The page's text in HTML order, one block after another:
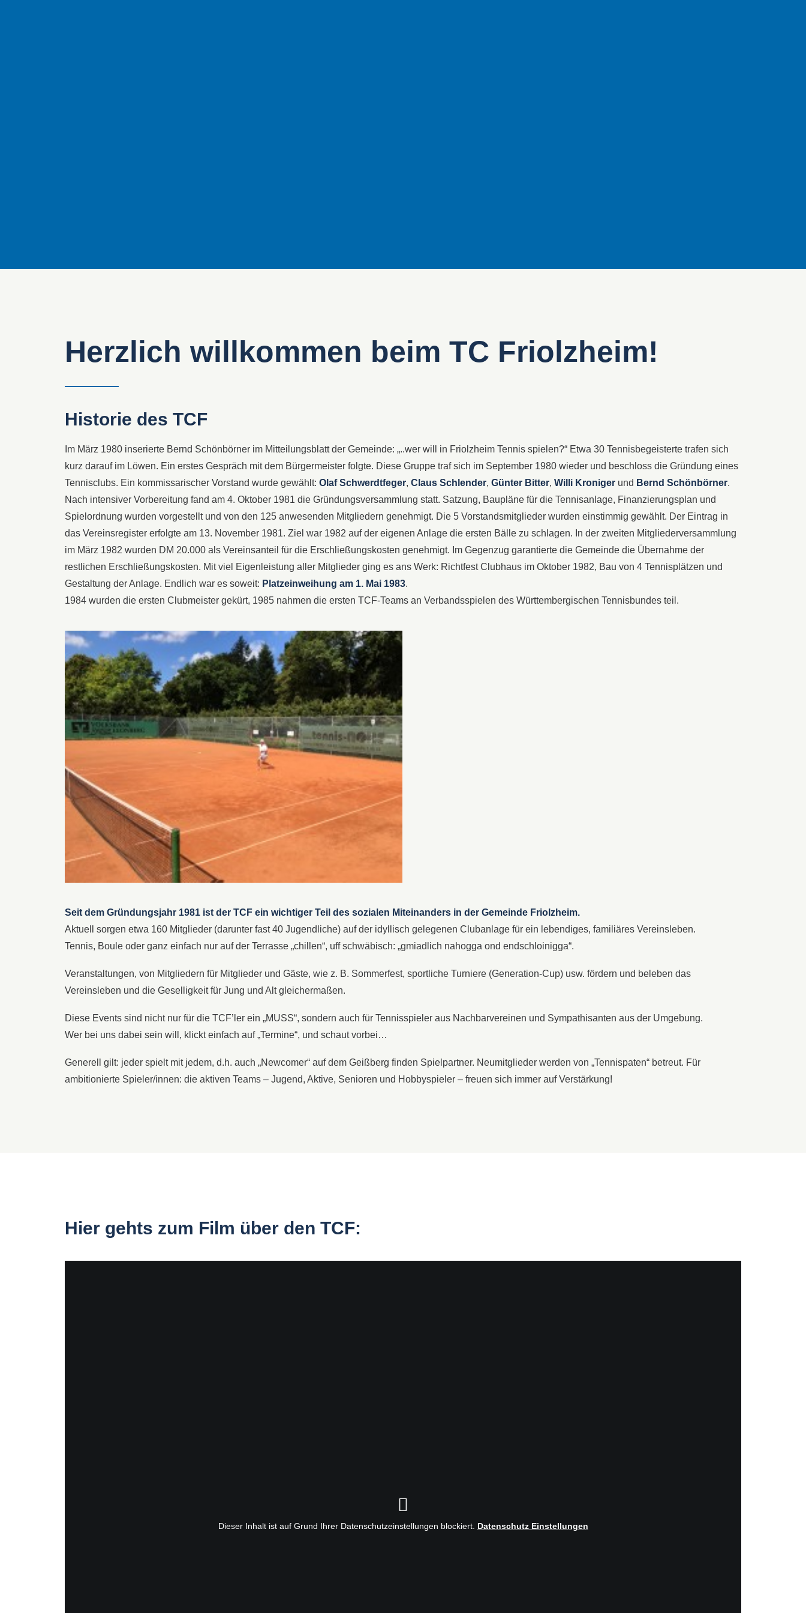
Herzlich willkommen beim TC Friolzheim!
Historie des TCF
Im März 1980 inserierte Bernd Schönbörner im Mitteilungsblatt der Gemeinde: „..wer will in Friolzheim Tennis spielen?“ Etwa 30 Tennisbegeisterte trafen sich
kurz darauf im Löwen. Ein erstes Gespräch mit dem Bürgermeister folgte. Diese Gruppe traf sich im September 1980 wieder und beschloss die Gründung eines
Tennisclubs. Ein kommissarischer Vorstand wurde gewählt: Olaf Schwerdtfeger, Claus Schlender, Günter Bitter, Willi Kroniger und Bernd Schönbörner.
Nach intensiver Vorbereitung fand am 4. Oktober 1981 die Gründungsversammlung statt. Satzung, Baupläne für die Tennisanlage, Finanzierungsplan und
Spielordnung wurden vorgestellt und von den 125 anwesenden Mitgliedern genehmigt. Die 5 Vorstandsmitglieder wurden einstimmig gewählt. Der Eintrag in
das Vereinsregister erfolgte am 13. November 1981. Ziel war 1982 auf der eigenen Anlage die ersten Bälle zu schlagen. In der zweiten Mitgliederversammlung
im März 1982 wurden DM 20.000 als Vereinsanteil für die Erschließungskosten genehmigt. Im Gegenzug garantierte die Gemeinde die Übernahme der
restlichen Erschließungskosten. Mit viel Eigenleistung aller Mitglieder ging es ans Werk: Richtfest Clubhaus im Oktober 1982, Bau von 4 Tennisplätzen und
Gestaltung der Anlage. Endlich war es soweit: Platzeinweihung am 1. Mai 1983.
1984 wurden die ersten Clubmeister gekürt, 1985 nahmen die ersten TCF-Teams an Verbandsspielen des Württembergischen Tennisbundes teil.
Seit dem Gründungsjahr 1981 ist der TCF ein wichtiger Teil des sozialen Miteinanders in der Gemeinde Friolzheim.
Aktuell sorgen etwa 160 Mitglieder (darunter fast 40 Jugendliche) auf der idyllisch gelegenen Clubanlage für ein lebendiges, familiäres Vereinsleben.
Tennis, Boule oder ganz einfach nur auf der Terrasse „chillen“, uff schwäbisch: „gmiadlich nahogga ond endschloinigga“.
Veranstaltungen, von Mitgliedern für Mitglieder und Gäste, wie z. B. Sommerfest, sportliche Turniere (Generation-Cup) usw. fördern und beleben das
Vereinsleben und die Geselligkeit für Jung und Alt gleichermaßen.
Diese Events sind nicht nur für die TCF’ler ein „MUSS“, sondern auch für Tennisspieler aus Nachbarvereinen und Sympathisanten aus der Umgebung.
Wer bei uns dabei sein will, klickt einfach auf „Termine“, und schaut vorbei…
Generell gilt: jeder spielt mit jedem, d.h. auch „Newcomer“ auf dem Geißberg finden Spielpartner. Neumitglieder werden von „Tennispaten“ betreut. Für
ambitionierte Spieler/innen: die aktiven Teams – Jugend, Aktive, Senioren und Hobbyspieler – freuen sich immer auf Verstärkung!
Hier gehts zum Film über den TCF:
Dieser Inhalt ist auf Grund Ihrer Datenschutzeinstellungen blockiert. Datenschutz Einstellungen